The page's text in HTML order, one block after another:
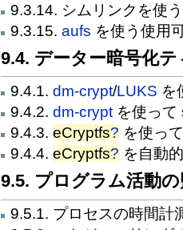
9.3.14. シムリンクを使
9.3.15.aufs を使う使用
9.4. データー暗号化
9.4.1.dm-crypt/LUKS を
9.4.2.dm-crypt を使って
9.4.3.eCryptfs? を使っ
9.4.4.eCryptfs? を自動
9.5. プログラム活動
9.5.1. プロセスの時間計